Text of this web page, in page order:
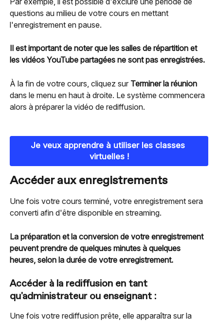
questions au milieu de votre cours en mettant
l'enregistrement en pause.
Il est important de noter que les salles de répartition et
les vidéos YouTube partagées ne sont pas enregistrées.
À la fin de votre cours, cliquez sur Terminer la réunion
dans le menu en haut à droite. Le système commencera
alors à préparer la vidéo de rediffusion.
Je veux apprendre à utiliser les classes
virtuelles !
Accéder aux enregistrements
Une fois votre cours terminé, votre enregistrement sera
converti afin d'être disponible en streaming.
La préparation et la conversion de votre enregistrement
peuvent prendre de quelques minutes à quelques
heures, selon la durée de votre enregistrement.
Accéder à la rediffusion en tant
qu'administrateur ou enseignant :
Une fois votre rediffusion prête, elle apparaîtra sur la